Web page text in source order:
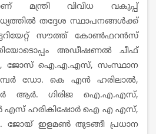
മന്ത്രി വിവിധ വകുപ്പ്
തദ്ദേശ സ്ഥാപനങ്ങൾക്ക്
സൗത്ത് കോണ്‍ഫറന്‍സ്
അഡീഷണൽ ചീഫ്
കെ, ജോസ് ഐ.എ.എസ്, സംസ്ഥാന
ഡോ. കെ എൻ ഹരിലാൽ,
ആര്‍. ഗിരിജ ഐ.എ.എസ്,
എസ് ഹരികിഷോര്‍ ഐ എ എസ്,
ജോയ് ഇളമണ്‍ തുടങ്ങീ പ്രധാന